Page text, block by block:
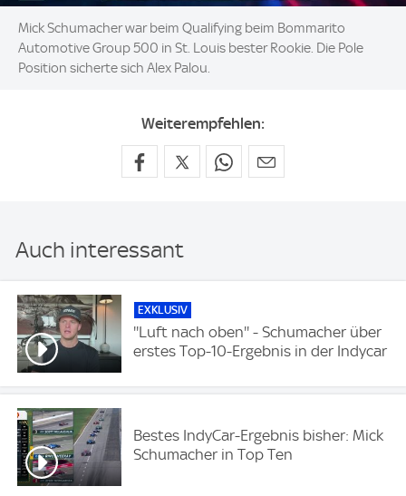
Mick Schumacher war beim Qualifying beim Bommarito
Automotive Group 500 in St. Louis bester Rookie. Die Pole
Position sicherte sich Alex Palou.
Weiterempfehlen:
Auch interessant
EXKLUSIV
''Luft nach oben'' - Schumacher über
erstes Top-10-Ergebnis in der Indycar
Bestes IndyCar-Ergebnis bisher: Mick
Schumacher in Top Ten